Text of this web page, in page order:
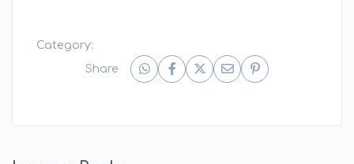
Category:
Share